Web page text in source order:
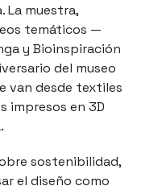
La muestra,
temáticos —
y Bioinspiración
del museo
van desde textiles
impresos en 3D
sostenibilidad,
el diseño como